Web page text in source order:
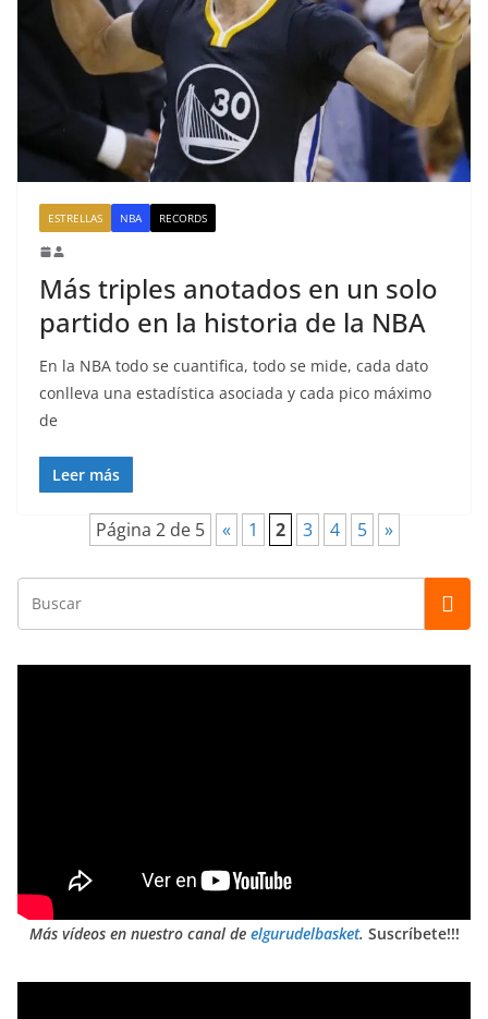
ESTRELLAS NBA RECORDS
Más triples anotados en un solo
partido en la historia de la NBA
En la NBA todo se cuantifica, todo se mide, cada dato
conlleva una estadística asociada y cada pico máximo
de
Leer más
Página 2 de 5 « 1 2 3 4 5 »
Más vídeos en nuestro canal de elgurudelbasket. Suscríbete!!!